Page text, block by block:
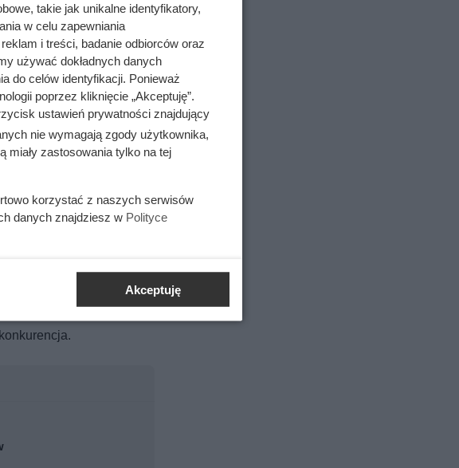
cukru i apetytem
do nawet 300
Łączne inwestycje
recyklomaty, ale
zwrotów
cały proces.
w kolejkach.
ma objąć coraz większą
takie jak unikalne identyfikatory,
w celu zapewniania
i treści, badanie odbiorców oraz
używać dokładnych danych
do celów identyfikacji. Ponieważ
poprzez kliknięcie „Akceptuję”.
ustawień prywatności znajdujący
nie wymagają zgody użytkownika,
miały zastosowania tylko na tej
korzystać z naszych serwisów
danych znajdziesz w Polityce
Akceptuję